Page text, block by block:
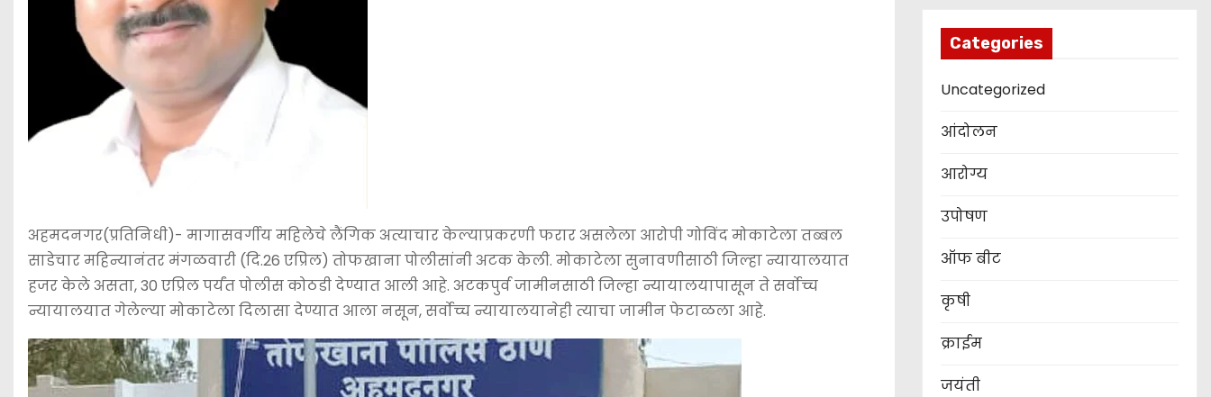
अहमदनगर(प्रतिनिधी)- मागासवर्गीय महिलेचे लैंगिक अत्याचार केल्याप्रकरणी फरार असलेला आरोपी गोविंद मोकाटेला तब्बल
साडेचार महिन्यानंतर मंगळवारी (दि.26 एप्रिल) तोफखाना पोलीसांनी अटक केली. मोकाटेला सुनावणीसाठी जिल्हा न्यायालयात
हजर केले असता, 30 एप्रिल पर्यंत पोलीस कोठडी देण्यात आली आहे. अटकपुर्व जामीनसाठी जिल्हा न्यायालयापासून ते सर्वोच्च
न्यायालयात गेलेल्या मोकाटेला दिलासा देण्यात आला नसून, सर्वोच्च न्यायालयानेही त्याचा जामीन फेटाळला आहे.
Categories
Uncategorized
आंदोलन
आरोग्य
उपोषण
ऑफ बीट
कृषी
क्राईम
जयंती